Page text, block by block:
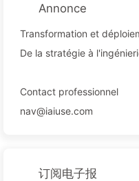
Annonce
Transformation et
De la stratégie à
Contact professionnel
nav@iaiuse.com
订阅电子报